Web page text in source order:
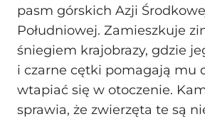
pasm górskich Azji
Południowej. Zamieszkuje
śniegiem krajobrazy, gdzie
i czarne cętki pomagają mu
wtapiać się w otoczenie.
sprawia, że zwierzęta te są